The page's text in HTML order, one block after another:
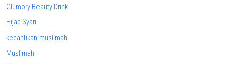
Glumory Beauty Drink
Hijab Syari
kecantikan muslimah
Muslimah